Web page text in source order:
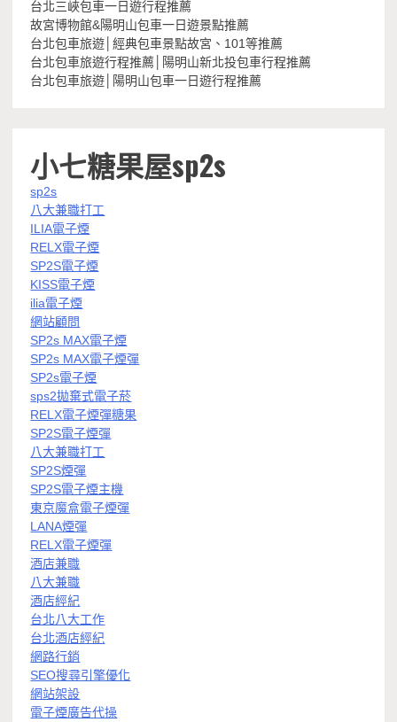
台北三峽包車一日遊行程推薦
故宮博物館&陽明山包車一日遊景點推薦
台北包車旅遊│經典包車景點故宮、101等推薦
台北包車旅遊行程推薦│陽明山新北投包車行程推薦
台北包車旅遊│陽明山包車一日遊行程推薦
小七糖果屋sp2s
sp2s
八大兼職打工
ILIA電子煙
RELX電子煙
SP2S電子煙
KISS電子煙
ilia電子煙
網站顧問
SP2s MAX電子煙
SP2s MAX電子煙彈
SP2s電子煙
sps2拋棄式電子菸
RELX電子煙彈糖果
SP2S電子煙彈
八大兼職打工
SP2S煙彈
SP2S電子煙主機
東京魔盒電子煙彈
LANA煙彈
RELX電子煙彈
酒店兼職
八大兼職
酒店經紀
台北八大工作
台北酒店經紀
網路行銷
SEO搜尋引擎優化
網站架設
電子煙廣告代操